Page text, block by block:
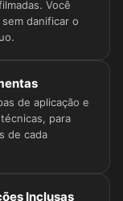
Você
danificar o
de aplicação e
para
de cada
Inclusas